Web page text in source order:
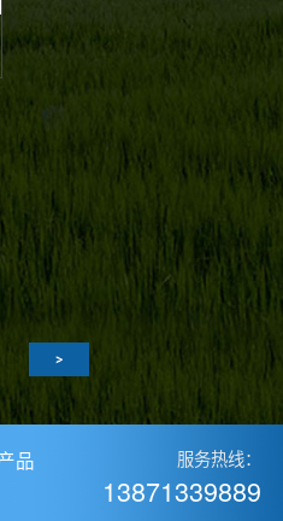
品
服务热线：
13871339889